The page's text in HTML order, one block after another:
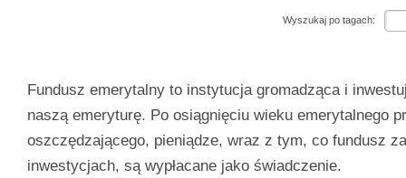
Wyszukaj po tagach:
Fundusz emerytalny to instytucja gromadząca i
naszą emeryturę. Po osiągnięciu wieku emerytalnego
oszczędzającego, pieniądze, wraz z tym, co fundusz
inwestycjach, są wypłacane jako świadczenie.